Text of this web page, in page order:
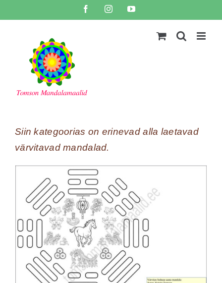
to
FacebookInstagramYouTube
Siin kategoorias on erinevad alla laetavad
värvitavad mandalad.